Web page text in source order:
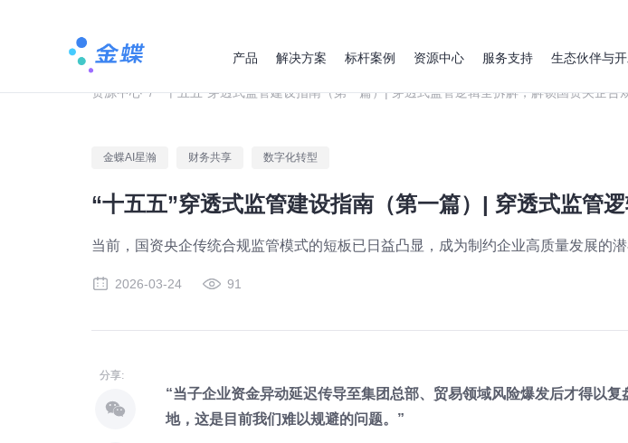
产品 解决方案 标杆案例 资源中心 服务支持 生态伙伴与
资源中心 / “十五五”穿透式监管建设指南（第一篇）| 穿透式监管逻辑全拆解，解锁国资央企合
金蝶AI星瀚 财务共享 数字化转型
“十五五”穿透式监管建设指南（第一篇）| 穿透式监管
当前，国资央企传统合规监管模式的短板已日益凸显，成为制约企业高质量发展的潜
2026-03-24 91
分享:
“当子企业资金异动延迟传导至集团总部、贸易领域风险爆发后才得以
地，这是目前我们难以规避的问题。”